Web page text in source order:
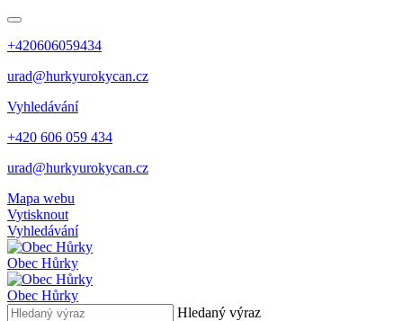
+420606059434
urad@hurkyurokycan.cz
Vyhledávání
+420 606 059 434
urad@hurkyurokycan.cz
Mapa webu
Vytisknout
Vyhledávání
Obec Hůrky
Obec Hůrky
Hledaný výraz